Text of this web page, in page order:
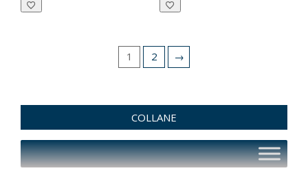
1 2 →
COLLANE